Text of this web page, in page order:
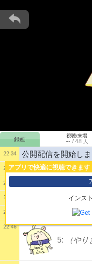
アプリで快適に視聴できます
インス
視聴/来場
-- /48 人
22:34 公開配信を開始しま
22:36 1:こんばん
22:38 あっさりって微
22:39 ラード足すしか
22:46
22:46
5: （や